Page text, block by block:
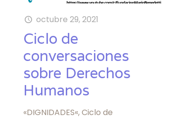
octubre 29, 2021
Ciclo de
conversaciones
sobre Derechos
Humanos
«DIGNIDADES«, Ciclo de